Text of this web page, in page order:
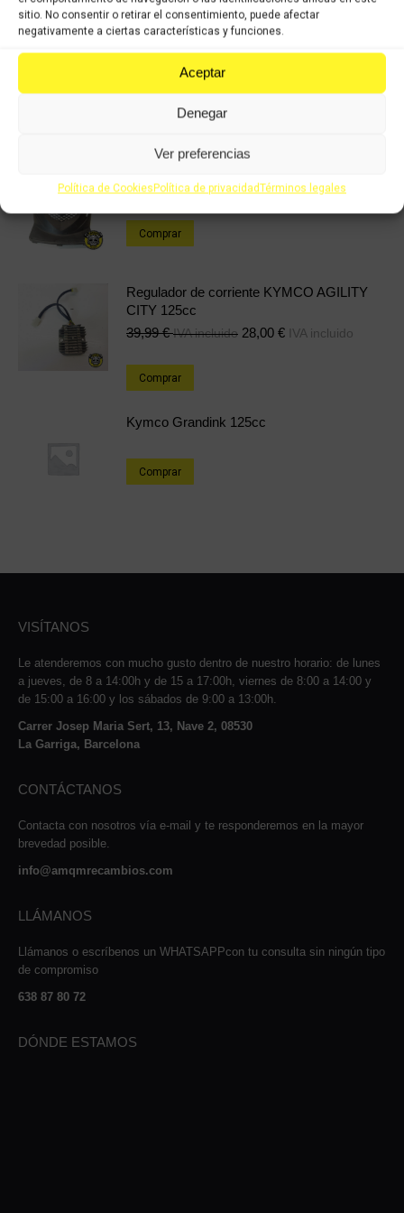
sitio. No consentir o retirar el consentimiento, puede afectar
negativamente a ciertas características y funciones.
Aceptar
Denegar
Ver preferencias
Política de CookiesPolítica de privacidadTérminos legales
Share
on
Share
on
Share
on
Pinterest
Share
on
LinkedIn
Productos relacionados
Tapa bujia KYMCO AGILITY CITY 125cc
14,99€ IVA incluido 10,49€ IVA incluido
Comprar
Regulador de corriente KYMCO AGILITY
CITY 125cc
39,99€ IVA incluido 28,00 € IVA incluido
Comprar
Kymco Grandink 125cc
Comprar
VISÍTANOS
Le atenderemos con mucho gusto dentro de nuestro horario: de lunes
a jueves, de 8 a 14:00h y de 15 a 17:00h, viernes de 8:00 a 14:00 y
de 15:00 a 16:00 y los sábados de 9:00 a 13:00h.
Carrer Josep Maria Sert, 13, Nave 2, 08530
La Garriga, Barcelona
CONTÁCTANOS
Contacta con nosotros vía e-mail y te responderemos en la mayor
brevedad posible.
info@amqmrecambios.com
LLÁMANOS
Llámanos o escríbenos un WHATSAPPcon tu consulta sin ningún tipo
de compromiso
638 87 80 72
DÓNDE ESTAMOS